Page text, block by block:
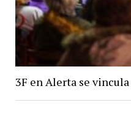
3F en Alerta se